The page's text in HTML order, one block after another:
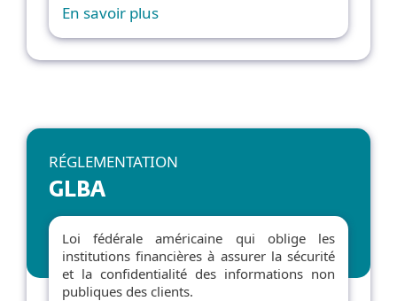
En savoir plus
RÉGLEMENTATION
GLBA
Loi fédérale américaine qui oblige les
institutions financières à assurer la sécurité
et la confidentialité des informations non
publiques des clients.